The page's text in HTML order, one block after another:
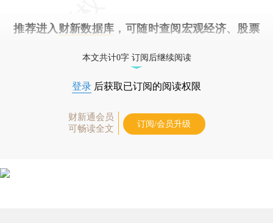
推荐进入 财新数据库 ，可随时查阅宏观经济、股票
本文共计0字 订阅后继续阅读
登录 后获取已订阅的阅读权限
财新通会员
可畅读全文
订阅/会员升级